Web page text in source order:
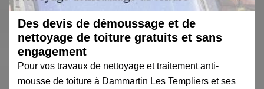
Des devis de démoussage et de
nettoyage de toiture gratuits et sans
engagement
Pour vos travaux de nettoyage et traitement anti-
mousse de toiture à Dammartin Les Templiers et ses